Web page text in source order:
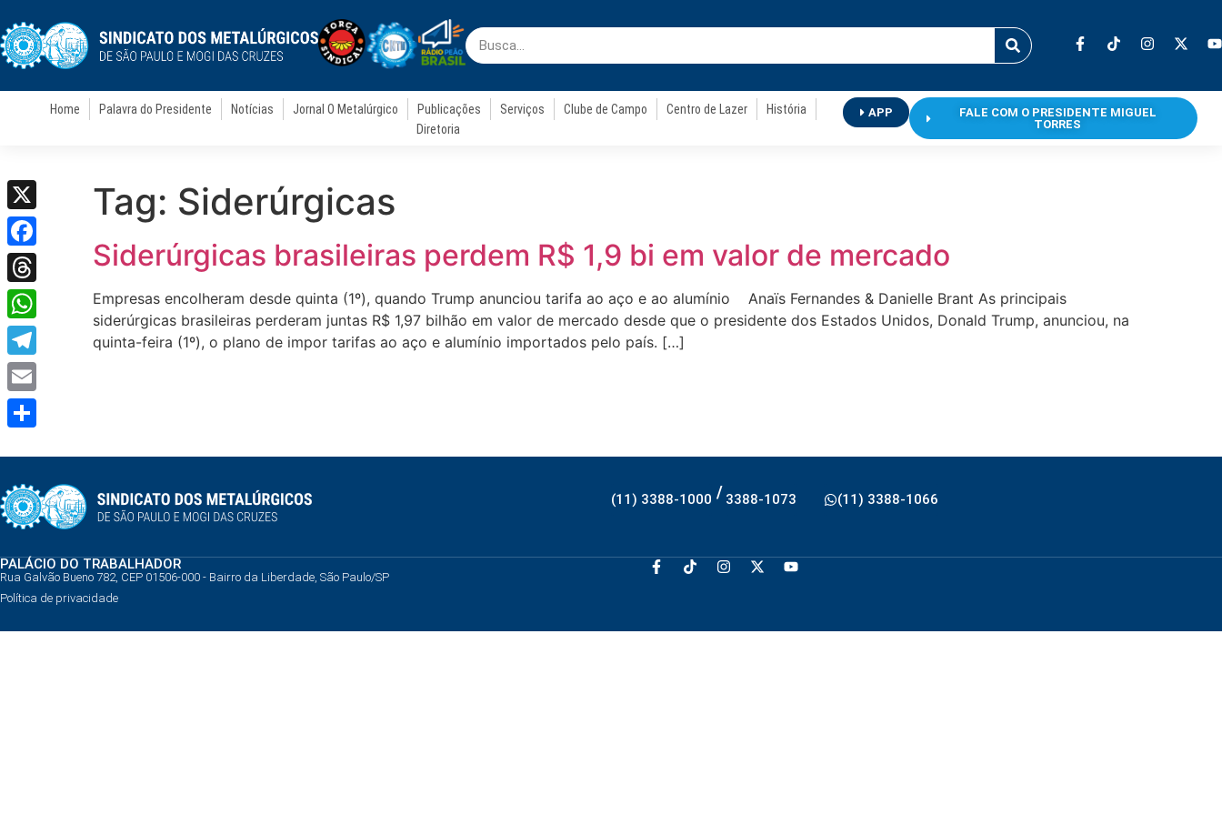
Home Palavra do Presidente Notícias Jornal O Metalúrgico Publicações Serviços Clube de Campo Centro de Lazer
História
Diretoria
APP
FALE COM O PRESIDENTE MIGUEL
TORRES
Tag: Siderúrgicas
Siderúrgicas brasileiras perdem R$ 1,9 bi em valor de mercado
Empresas encolheram desde quinta (1º), quando Trump anunciou tarifa ao aço e ao alumínio Anaïs Fernandes & Danielle Brant As principais
siderúrgicas brasileiras perderam juntas R$ 1,97 bilhão em valor de mercado desde que o presidente dos Estados Unidos, Donald Trump, anunciou, na
quinta-feira (1º), o plano de impor tarifas ao aço e alumínio importados pelo país. […]
(11) 3388-1000 / 3388-1073 (11) 3388-1066
PALÁCIO DO TRABALHADOR
Rua Galvão Bueno 782, CEP 01506-000 - Bairro da Liberdade, São Paulo/SP
Política de privacidade
X
Facebook
Threads
WhatsApp
Telegram
Email